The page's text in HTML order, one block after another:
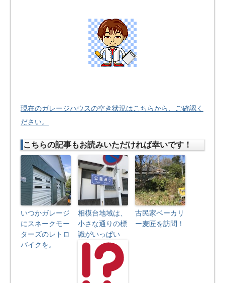
現在のガレージハウスの空き状況はこちらから、ご確認く
ださい。
こちらの記事もお読みいただければ幸いです！
いつかガレージ
にスネークモー
ターズのレトロ
バイクを。
相模台地域は、
小さな通りの標
識がいっぱい
古民家ベーカリ
ー麦匠を訪問！